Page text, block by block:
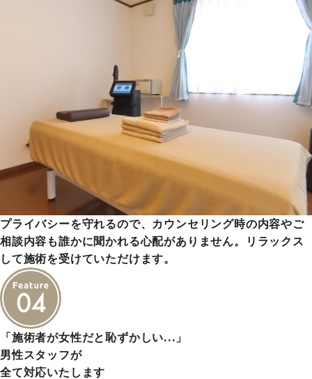
プライバシーを守れるので、カウンセリング時の内容やご
相談内容も誰かに聞かれる心配がありません。リラックス
して施術を受けていただけます。
「施術者が女性だと恥ずかしい…」
男性スタッフが
全て対応いたします